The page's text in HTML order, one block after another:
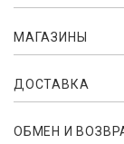
МАГАЗИНЫ
ДОСТАВКА
ОБМЕН И